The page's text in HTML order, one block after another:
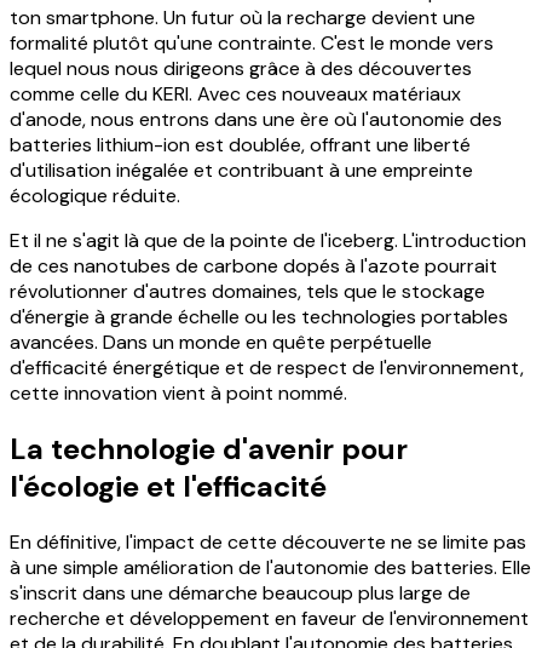
ton smartphone. Un futur où la recharge devient une
formalité plutôt qu'une contrainte. C'est le monde vers
lequel nous nous dirigeons grâce à des découvertes
comme celle du KERI. Avec ces nouveaux matériaux
d'anode, nous entrons dans une ère où l'autonomie des
batteries lithium-ion est doublée, offrant une liberté
d'utilisation inégalée et contribuant à une empreinte
écologique réduite.
Et il ne s'agit là que de la pointe de l'iceberg. L'introduction
de ces nanotubes de carbone dopés à l'azote pourrait
révolutionner d'autres domaines, tels que le stockage
d'énergie à grande échelle ou les technologies portables
avancées. Dans un monde en quête perpétuelle
d'efficacité énergétique et de respect de l'environnement,
cette innovation vient à point nommé.
La technologie d'avenir pour
l'écologie et l'efficacité
En définitive, l'impact de cette découverte ne se limite pas
à une simple amélioration de l'autonomie des batteries. Elle
s'inscrit dans une démarche beaucoup plus large de
recherche et développement en faveur de l'environnement